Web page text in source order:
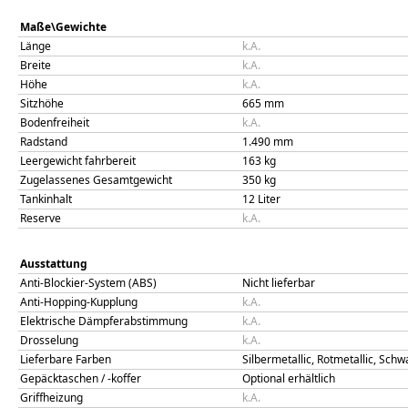
Maße\Gewichte
Länge
k.A.
Breite
k.A.
Höhe
k.A.
Sitzhöhe
665 mm
Bodenfreiheit
k.A.
Radstand
1.490 mm
Leergewicht fahrbereit
163 kg
Zugelassenes Gesamtgewicht
350 kg
Tankinhalt
12 Liter
Reserve
k.A.
Ausstattung
Anti-Blockier-System (ABS)
Nicht lieferbar
Anti-Hopping-Kupplung
k.A.
Elektrische Dämpferabstimmung
k.A.
Drosselung
k.A.
Lieferbare Farben
Silbermetallic, Rotmetallic,
Gepäcktaschen / -koffer
Optional erhältlich
Griffheizung
k.A.